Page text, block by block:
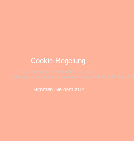
Cookie-Regelung
Diese Website verwendet Cookies,
zum Speichern von Informationen auf Ihrem Computer.
Stimmen Sie dem zu?